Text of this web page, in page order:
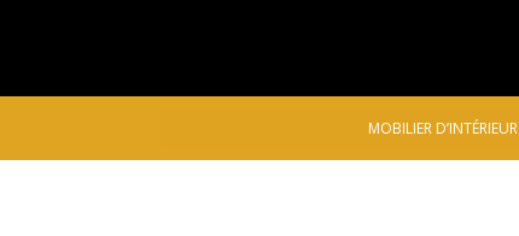
MOBILIER D’INTÉRIEUR